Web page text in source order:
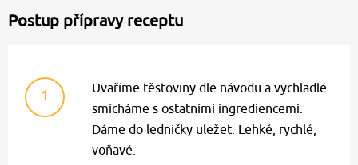
Postup přípravy receptu
1
Uvaříme těstoviny dle návodu a vychladlé
smícháme s ostatními ingrediencemi.
Dáme do ledničky uležet. Lehké, rychlé,
voňavé.